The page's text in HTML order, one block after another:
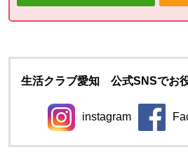
生活クラブ愛知 公式SNSでお
instagram
別のウィンドウで